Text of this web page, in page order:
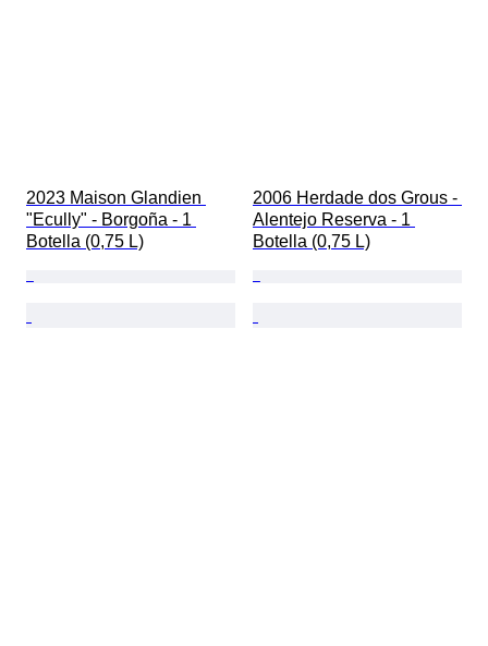
2023 Maison Glandien
"Ecully" - Borgoña - 1
Botella (0,75 L)
2006 Herdade dos Grous -
Alentejo Reserva - 1
Botella (0,75 L)